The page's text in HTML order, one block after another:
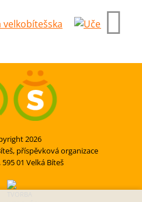
2026
příspěvková organizace
01 Velká Bíteš